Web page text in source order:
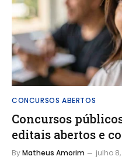
CONCURSOS ABERTOS
Concursos
editais abertos e
ByMatheus Amorim julho